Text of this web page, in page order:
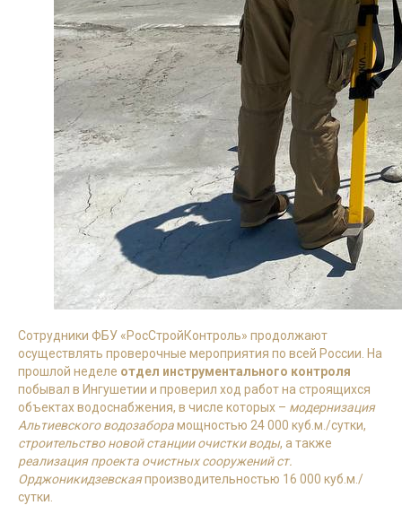
Сотрудники ФБУ «РосСтройКонтроль» продолжают
осуществлять проверочные мероприятия по всей России. На
прошлой неделе отдел инструментального контроля
побывал в Ингушетии и проверил ход работ на строящихся
объектах водоснабжения, в числе которых – модернизация
Альтиевского водозаборамощностью 24 000 куб.м./сутки,
строительство новой станции очистки воды, а также
реализация проекта очистных сооружений ст.
Орджоникидзевскаяпроизводительностью 16 000 куб.м./
сутки.